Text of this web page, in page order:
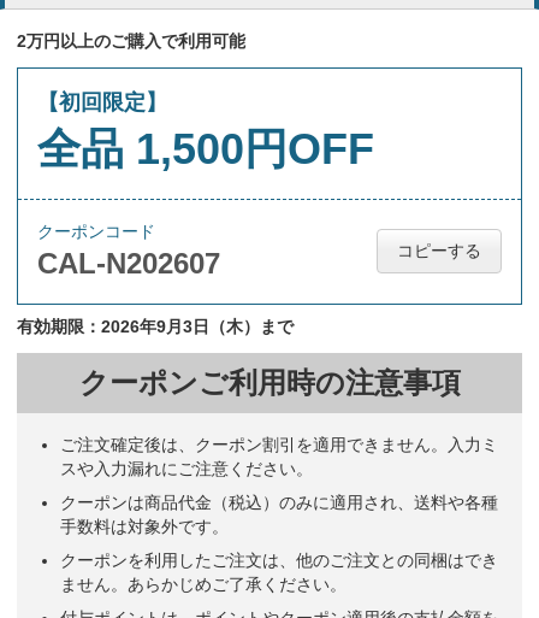
2万円以上のご購入で利用可能
【初回限定】
全品 1,500円OFF
クーポンコード
CAL-N202607 コピーする
有効期限：2026年9月3日（木）まで
クーポンご利用時の注意事項
ご注文確定後は、クーポン割引を適用できません。入力ミ
スや入力漏れにご注意ください。
クーポンは商品代金（税込）のみに適用され、送料や各種
手数料は対象外です。
クーポンを利用したご注文は、他のご注文との同梱はでき
ません。あらかじめご了承ください。